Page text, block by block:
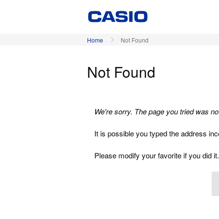
Home Not Found
Not Found
We're sorry. The page you tried was
It is possible you typed the address
Please modify your favorite if you did it.